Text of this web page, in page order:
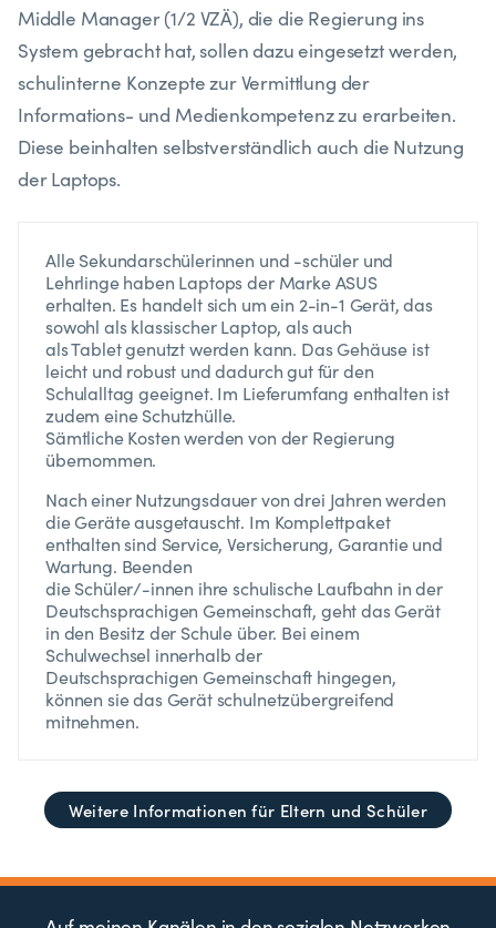
Middle Manager (1/2 VZÄ), die die Regierung ins
System gebracht hat, sollen dazu eingesetzt werden,
schulinterne Konzepte zur Vermittlung der
Informations- und Medienkompetenz zu erarbeiten.
Diese beinhalten selbstverständlich auch die Nutzung
der Laptops.
Alle Sekundarschülerinnen und -schüler und
Lehrlinge haben Laptops der Marke ASUS
erhalten. Es handelt sich um ein 2-in-1 Gerät, das
sowohl als klassischer Laptop, als auch
als Tablet genutzt werden kann. Das Gehäuse ist
leicht und robust und dadurch gut für den
Schulalltag geeignet. Im Lieferumfang enthalten ist
zudem eine Schutzhülle.
Sämtliche Kosten werden von der Regierung
übernommen.
Nach einer Nutzungsdauer von drei Jahren werden
die Geräte ausgetauscht. Im Komplettpaket
enthalten sind Service, Versicherung, Garantie und
Wartung. Beenden
die Schüler/-innen ihre schulische Laufbahn in der
Deutschsprachigen Gemeinschaft, geht das Gerät
in den Besitz der Schule über. Bei einem
Schulwechsel innerhalb der
Deutschsprachigen Gemeinschaft hingegen,
können sie das Gerät schulnetzübergreifend
mitnehmen.
Weitere Informationen für Eltern und Schüler